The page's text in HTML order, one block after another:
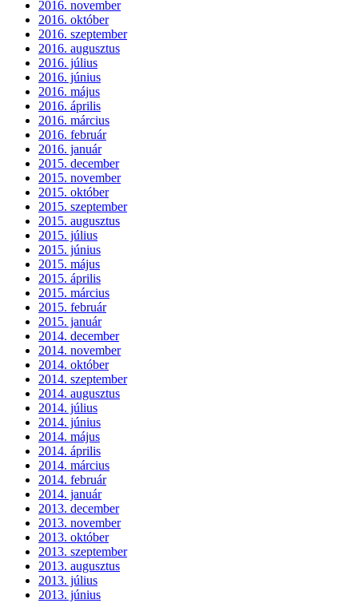
2016. november
2016. október
2016. szeptember
2016. augusztus
2016. július
2016. június
2016. május
2016. április
2016. március
2016. február
2016. január
2015. december
2015. november
2015. október
2015. szeptember
2015. augusztus
2015. július
2015. június
2015. május
2015. április
2015. március
2015. február
2015. január
2014. december
2014. november
2014. október
2014. szeptember
2014. augusztus
2014. július
2014. június
2014. május
2014. április
2014. március
2014. február
2014. január
2013. december
2013. november
2013. október
2013. szeptember
2013. augusztus
2013. július
2013. június